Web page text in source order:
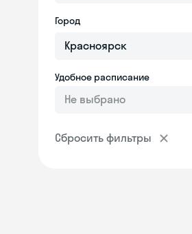
Город
Удобное расписание
Не выбрано
Сбросить фильтры